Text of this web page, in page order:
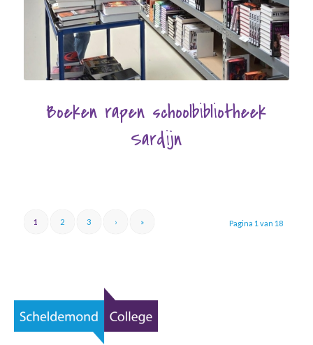
Boeken rapen schoolbibliotheek
Sardijn
Pagina 1 van 18
1 2 3 › »